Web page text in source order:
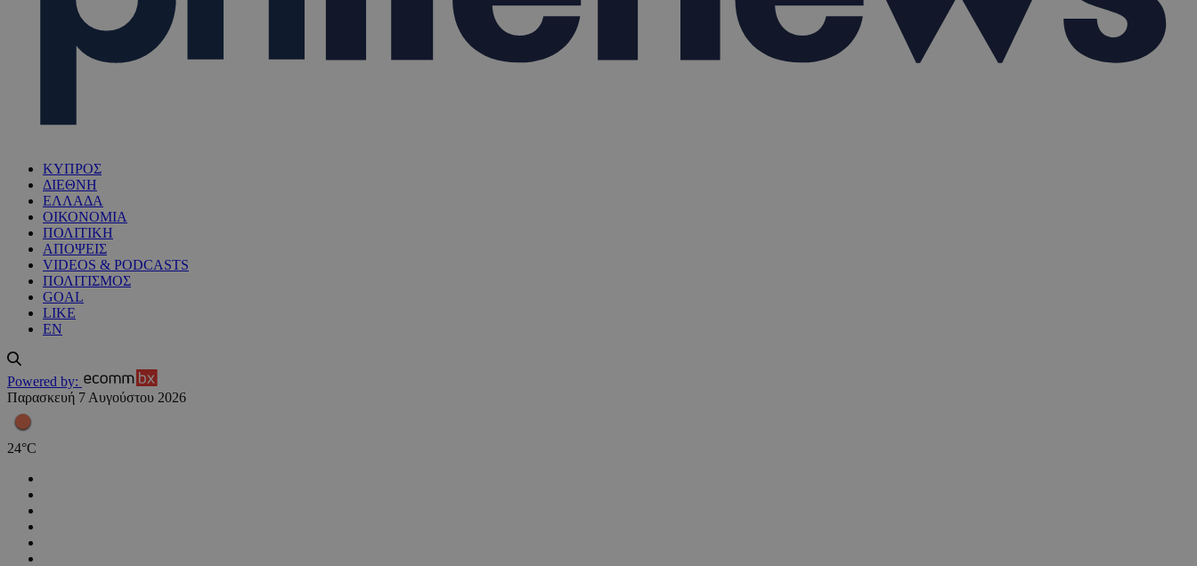
ΚΥΠΡΟΣ
ΔΙΕΘΝΗ
ΕΛΛΑΔΑ
ΟΙΚΟΝΟΜΙΑ
ΠΟΛΙΤΙΚΗ
ΑΠΟΨΕΙΣ
VIDEOS & PODCASTS
ΠΟΛΙΤΙΣΜΟΣ
GOAL
LIKE
EN
Powered by:
Παρασκευή 7 Αυγούστου 2026
24°C